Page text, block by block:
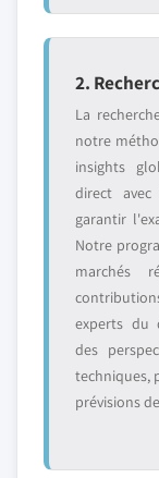
2.
La
notre
insights
direct
garantir
Notre
marchés
experts du
des
techniques,
prévisions